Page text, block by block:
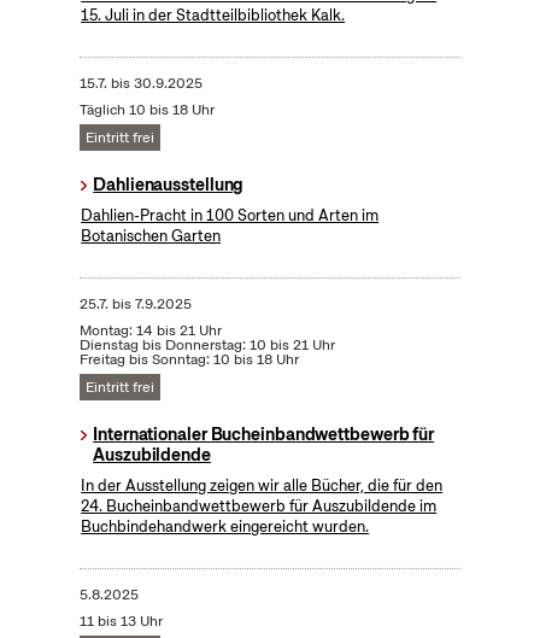
15. Juli in der Stadtteilbibliothek Kalk.
15.7. bis30.9.2025
Täglich 10 bis 18 Uhr
Eintritt frei
Dahlienausstellung
Dahlien-Pracht in 100 Sorten und Arten im
Botanischen Garten
25.7. bis7.9.2025
Montag: 14 bis 21 Uhr
Dienstag bis Donnerstag: 10 bis 21 Uhr
Freitag bis Sonntag: 10 bis 18 Uhr
Eintritt frei
Internationaler Bucheinbandwettbewerb für
Auszubildende
In der Ausstellung zeigen wir alle Bücher, die für den
24. Bucheinbandwettbewerb für Auszubildende im
Buchbindehandwerk eingereicht wurden.
5.8.2025
11 bis 13 Uhr